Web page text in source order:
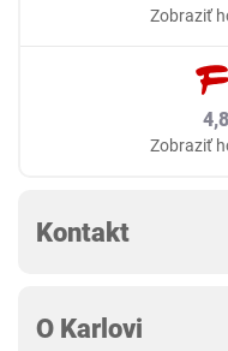
Zobraziť
4,8
Zobraziť
Kontakt
O Karlovi